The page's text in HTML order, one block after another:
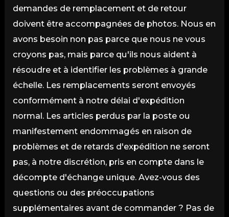
demandes de remplacement et de retour
doivent être accompagnées de photos. Nous en
avons besoin non pas parce que nous ne vous
croyons pas, mais parce qu'ils nous aident à
résoudre et à identifier les problèmes à grande
échelle. Les remplacements seront envoyés
conformément à notre délai d'expédition
normal. Les articles perdus par la poste ou
manifestement endommagés en raison de
problèmes et de retards d'expédition ne seront
pas, à notre discrétion, pris en compte dans le
décompte d'échange unique. Avez-vous des
questions ou des préoccupations
supplémentaires avant de commander ? Pas de